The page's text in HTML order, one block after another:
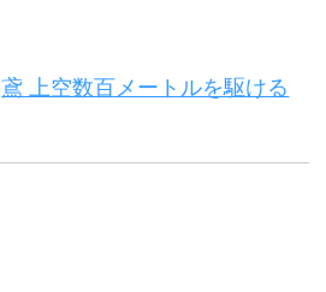
鳶 上空数百メートルを駆ける